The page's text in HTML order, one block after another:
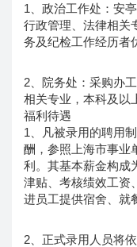
1、政治工作处：安
行政管理、法律相关
务及纪检工作经历者
2、院务处：采购办
相关专业，本科及以
福利待遇
1、凡被录用的聘用
酬，参照上海市事业
利。其基本薪金构成
津贴、考核绩效工资
进员工提供宿舍、就
2、正式录用人员将